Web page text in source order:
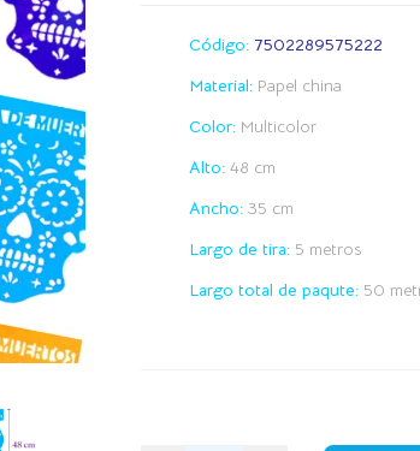
Código: 7502289575222
Material: Papel china
Color:Multicolor
Alto: 48 cm
Ancho:35 cm
Largo de tira: 5 metros
Largo total de paqute: 50